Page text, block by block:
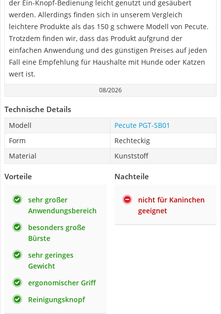
der Ein-Knopf-Bedienung leicht genutzt und gesäubert
werden. Allerdings finden sich in unserem Vergleich
leichtere Produkte als das 150 g schwere Modell von Pecute.
Trotzdem finden wir, dass das Produkt aufgrund der
einfachen Anwendung und des günstigen Preises auf jeden
Fall eine Empfehlung für Haushalte mit Hunde oder Katzen
wert ist.
08/2026
Technische Details
Modell
Pecute ‎PGT-SB01
Form
Rechteckig
Material
Kunststoff
Vorteile
sehr großer
Anwendungsbereich
besonders große
Bürste
sehr geringes
Gewicht
ergonomischer Griff
Reinigungsknopf
Nachteile
nicht für Kaninchen
geeignet